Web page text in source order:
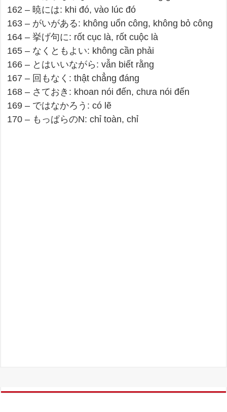
162 – 暁には: khi đó, vào lúc đó
163 – がいがある: không uổn công, không bỏ công
164 – 挙げ句に: rốt cục là, rốt cuộc là
165 – なくともよい: không cần phải
166 – とはいいながら: vẫn biết rằng
167 – 回もなく: thật chẳng đáng
168 – さておき: khoan nói đến, chưa nói đến
169 – ではなかろう: có lẽ
170 – もっぱらのN: chỉ toàn, chỉ